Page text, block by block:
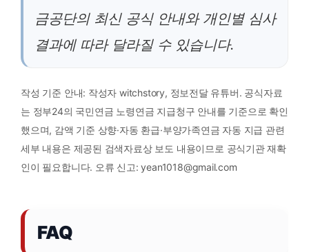
금공단의 최신 공식 안내와 개인별 심사
결과에 따라 달라질 수 있습니다.
작성 기준 안내: 작성자 witchstory, 정보전달 유튜버. 공식자료
는 정부24의 국민연금 노령연금 지급청구 안내를 기준으로 확인
했으며, 감액 기준 상향·자동 환급·부양가족연금 자동 지급 관련
세부 내용은 제공된 검색자료상 보도 내용이므로 공식기관 재확
인이 필요합니다. 오류 신고: yean1018@gmail.com
FAQ